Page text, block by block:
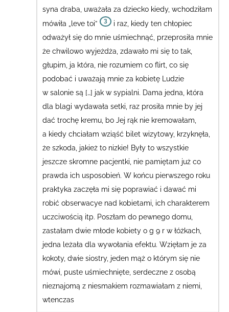
syna draba, uważała za dziecko kiedy, wchodziłam
mówiła „leve toi”
3
i raz, kiedy ten chłopiec
odważył się do mnie uśmiechnąć, przeprosiła mnie
że chwilowo wyjeżdża, zdawało mi się to tak,
głupim, ja która, nie rozumiem co flirt, co się
podobać i uważają mnie za kobietę Ludzie
w salonie są […] jak w sypialni. Dama jedna, która
dla blagi wydawała setki, raz prosiła mnie by jej
dać trochę kremu, bo Jej rąk nie kremowałam,
a kiedy chciałam wziąść bilet wizytowy, krzyknęła,
że szkoda, jakież to nizkie! Były to wszystkie
jeszcze skromne pacjentki, nie pamiętam już co
prawda ich usposobień. W końcu pierwszego roku
praktyka zaczęła mi się poprawiać i dawać mi
robić obserwacye nad kobietami, ich charakterem
uczciwością itp. Poszłam do pewnego domu,
zastałam dwie młode kobiety o g 9 r w łóżkach,
jedna leżała dla wywołania efektu. Wzięłam je za
kokoty, dwie siostry, jeden mąż o którym się nie
mówi, puste uśmiechnięte, serdeczne z osobą
nieznajomąz niesmakiem rozmawiałam z niemi,
wtenczas